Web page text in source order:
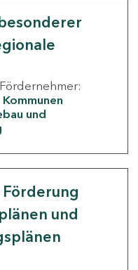
Fördernehmer:
Kommunen
und
Förderung
und